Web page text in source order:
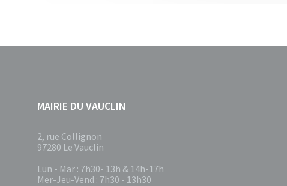
MAIRIE DU VAUCLIN
2, rue Collignon
97280 Le Vauclin
Lun - Mar : 7h30- 13h & 14h-17h
Mer-Jeu-Vend : 7h30 - 13h30